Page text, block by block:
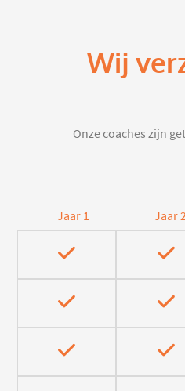
Wij
Onze coaches zijn
Jaar 1 Jaar